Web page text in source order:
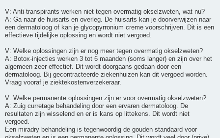
V: Anti-transpirants werken niet tegen overmatig okselzweten, wat nu?
A: Ga naar de huisarts en overleg. De huisarts kan je doorverwijzen naar
een dermatoloog of kan je glycopyrronium creme voorschrijven. Dit is een
effectieve tijdelijke oplossing en wordt niet vergoed.
V: Welke oplossingen zijn er nog meer tegen overmatig okselzweten?
A: Botox-injecties werken 3 tot 6 maanden (soms langer) en zijn over het
algemeen zeer effectief. Dit wordt doorgaans gedaan door een
dermatoloog. Bij gecontracteerde ziekenhuizen kan dit vergoed worden.
Vraag vooraf je ziektekostenverzekeraar.
V: Welke permanente oplossingen zijn er voor overmatig okselzweten?
A: Zuig curretage behandeling door een ervaren dermatoloog. De
resultaten zijn wisselend en er is kans op littekens. Dit wordt niet
vergoed.
Een miradry behandeling is tegenwoordig de gouden standaard voor